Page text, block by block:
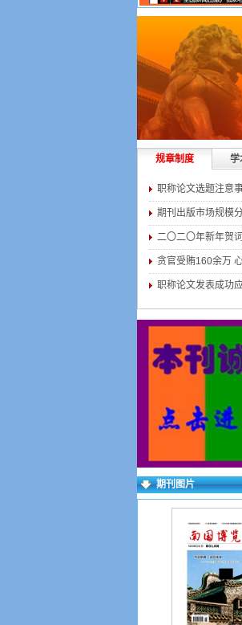
规章制度 学
职称论文选题注意
期刊出版市场规模
二〇二〇年新年贺词
贪官受贿160余万
职称论文发表成功
期刊图片